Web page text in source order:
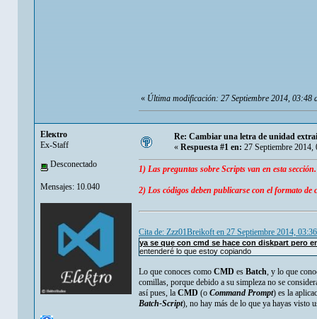
«Última modificación: 27 Septiembre 2014, 03:48
Eleкtro
Ex-Staff
Desconectado
Mensajes: 10.040
Re: Cambiar una letra de unidad
« Respuesta #1 en: 27 Septiembre 2014,
1) Las preguntas sobre Scripts van en esta sección.
2) Los códigos deben publicarse con el formato
Cita de: Zzz01Breikoft en 27 Septiembre 2014,
ya se que con cmd se hace con diskpart pero
entenderé lo que estoy copiando
Lo que conoces como CMD es Batch, y lo que
comillas, porque debido a su simpleza no se
así pues, laCMD (o Command Prompt) es la
Batch-Script), no hay más de lo que ya hayas visto